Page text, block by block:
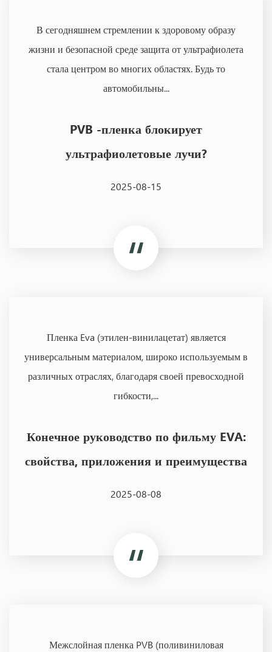
В сегодняшнем стремлении к здоровому образу
жизни и безопасной среде защита от ультрафиолета
стала центром во многих областях. Будь то
автомобильны...
PVB -пленка блокирует
ультрафиолетовые лучи?
2025-08-15
Пленка Eva (этилен-винилацетат) является
универсальным материалом, широко используемым в
различных отраслях, благодаря своей превосходной
гибкости,...
Конечное руководство по фильму EVA:
свойства, приложения и преимущества
2025-08-08
Межслойная пленка PVB (поливиниловая